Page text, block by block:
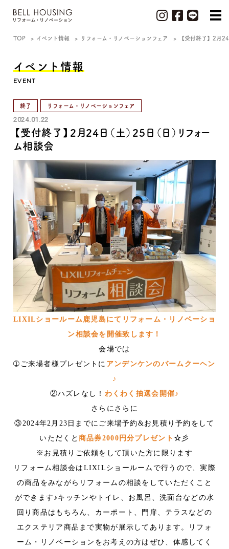
TOP イベント情報 リフォーム・リノベーションフェア 【受付終了】2月
イベント情報
EVENT
終了 リフォーム・リノベーションフェア
2024.01.22
【受付終了】2月24日（土）25日（日）リフォー
ム相談会
LIXILショールーム鹿児島にてリフォーム・リノベーショ
ン相談会を開催致します！
会場では
➀ご来場者様プレゼントに アンデンケンのバームクーヘン
♪
②ハズレなし！ わくわく抽選会開催♪
さらにさらに
③2024年2月23日までにご来場予約&お見積り予約をして
いただくと 商品券2000円分プレゼント ☆ 彡
※お見積りご依頼をして頂いた方に限ります
リフォーム相談会はLIXILショールームで行うので、実際
の商品をみながらリフォームの相談をしていただくこと
ができます♪キッチンやトイレ、お風呂、洗面台などの水
回り商品はもちろん、カーポート、門扉、テラスなどの
エクステリア商品まで実物が展示してあります。リフォ
ーム・リノベーションをお考えの方はぜひ、体感してく